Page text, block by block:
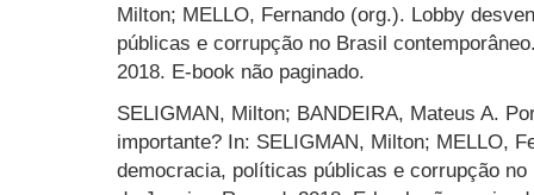
Milton; MELLO, Fernando (org.). Lobby
públicas e corrupção no Brasil
2018. E-book não paginado.
SELIGMAN, Milton; BANDEIRA, Mateus A.
importante? In: SELIGMAN, Milton; MELLO,
democracia, políticas públicas e corrupção no